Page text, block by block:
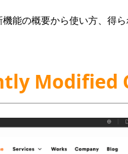
機能の概要から使い方、得
Modified